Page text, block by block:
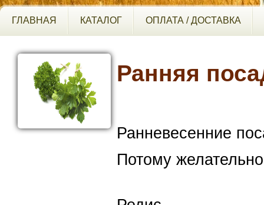
ГЛАВНАЯ КАТАЛОГ ОПЛАТА / ДОСТАВКА
Ранняя
Ранневесенние
Потому